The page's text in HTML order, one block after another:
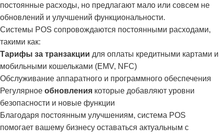
постоянные расходы, но предлагают мало или совсем не
обновлений и улучшений функциональности.
Системы POS сопровождаются постоянными расходами,
такими как:
Тарифы за транзакции для оплаты кредитными картами и
мобильными кошельками (EMV, NFC)
Обслуживание аппаратного и программного обеспечения
Регулярное обновления которые добавляют уровни
безопасности и новые функции
Благодаря постоянным улучшениям, система POS
помогает вашему бизнесу оставаться актуальным с